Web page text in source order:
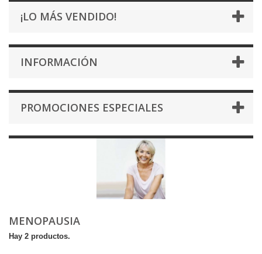
¡LO MÁS VENDIDO!
INFORMACIÓN
PROMOCIONES ESPECIALES
MENOPAUSIA
Hay 2 productos.